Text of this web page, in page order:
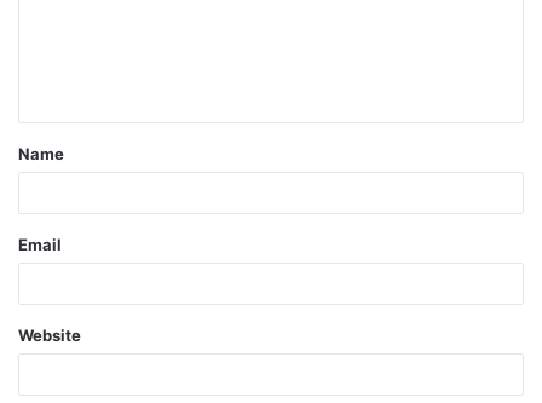
t
*
Name
Email
Website